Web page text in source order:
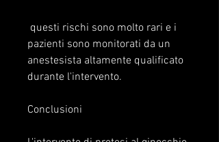
pazienti sono monitorati da un
anestesista altamente qualificato
durante l'intervento.
Conclusioni